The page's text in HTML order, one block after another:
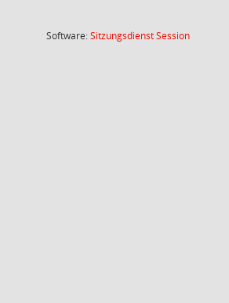
Software:SitzungsdienstSession(Wird in